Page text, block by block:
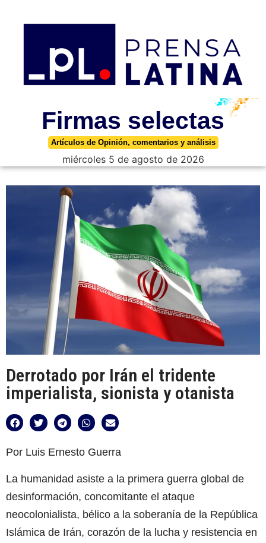
Firmas selectas
Artículos de Opinión, comentarios y análisis
miércoles 5 de agosto de 2026
Derrotado por Irán el tridente
imperialista, sionista y otanista
Por Luis Ernesto Guerra
La humanidad asiste a la primera guerra global de
desinformación, concomitante el ataque
neocolonialista, bélico a la soberanía de la República
Islámica de Irán, corazón de la lucha y resistencia en